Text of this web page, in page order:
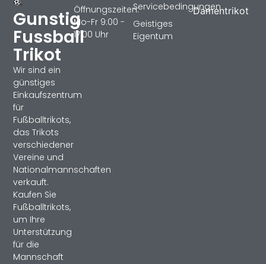
Gunstig
Fussball
Trikot
Wir sind ein
günstiges
Einkaufszentrum
für
Fußballtrikots,
das Trikots
verschiedener
Vereine und
Nationalmannschaften
verkauft.
Kaufen Sie
Fußballtrikots,
um Ihre
Unterstützung
für die
Mannschaft
Damentrikot
Servicebedingungen
Geistiges
Eigentum
Öffnungszeiten:
Mo-Fr 9:00 -
17:00 Uhr